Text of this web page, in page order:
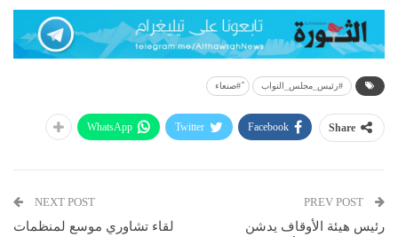
#رئيس_مجلس_النواب ً#صنعاء
Share
Facebook
Twitter
WhatsApp
رئيس هيئة الأوقاف يدشن
NEXT POST
لقاء تشاوري موسع لمنظمات